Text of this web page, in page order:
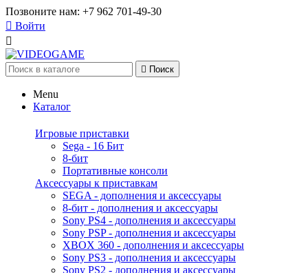
Позвоните нам: +7 962 701-49-30
 Войти

 Поиск
Menu
Каталог
Игровые приставки
Sega - 16 Бит
8-бит
Портативные консоли
Аксессуары к приставкам
SEGA - дополнения и аксессуары
8-бит - дополнения и аксессуары
Sony PS4 - дополнения и аксессуары
Sony PSP - дополнения и аксессуары
XBOX 360 - дополнения и аксессуары
Sony PS3 - дополнения и аксессуары
Sony PS2 - дополнения и аксессуары